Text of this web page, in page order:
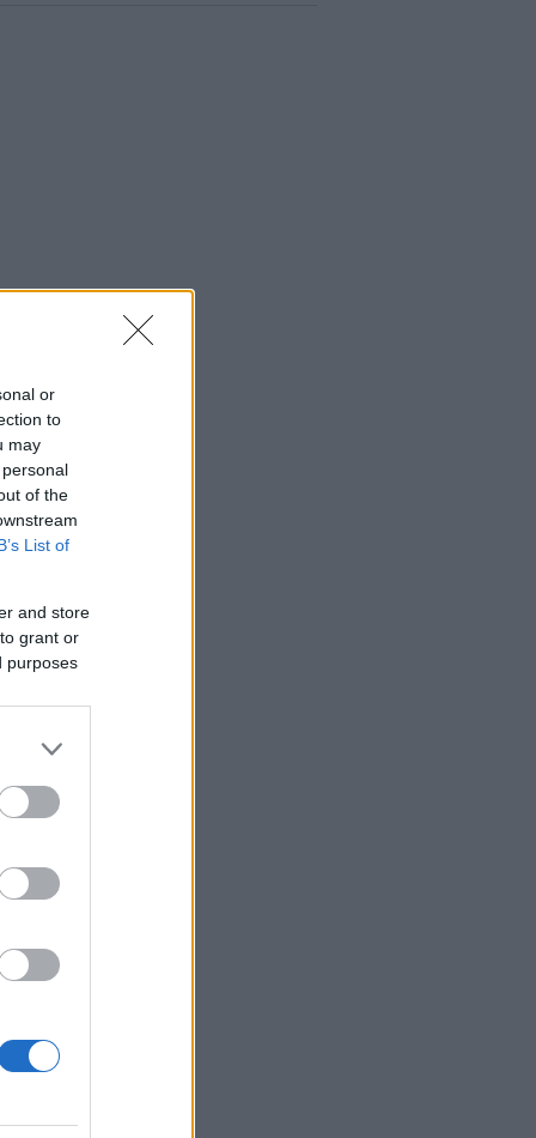
or
to
may
of the
List of
and store
grant or
purposes